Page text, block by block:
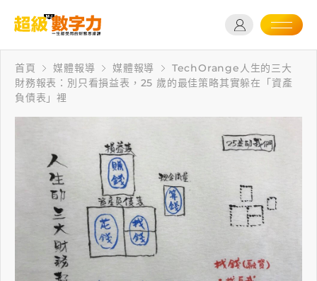
首頁 媒體報導 媒體報導
TechOrange人生的三大
財務報表：別只看損益表，25 歲的最佳策略其實躲在「資產
負債表」裡